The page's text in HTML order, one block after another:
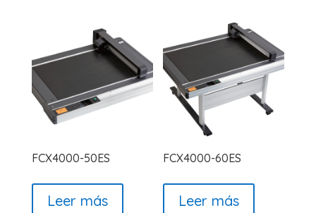
FCX4000-50ES
Leer más
FCX4000-60ES
Leer más